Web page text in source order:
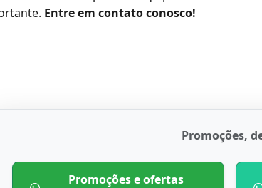
Entre em contato conosco!
Promoções,
Promoções e ofertas